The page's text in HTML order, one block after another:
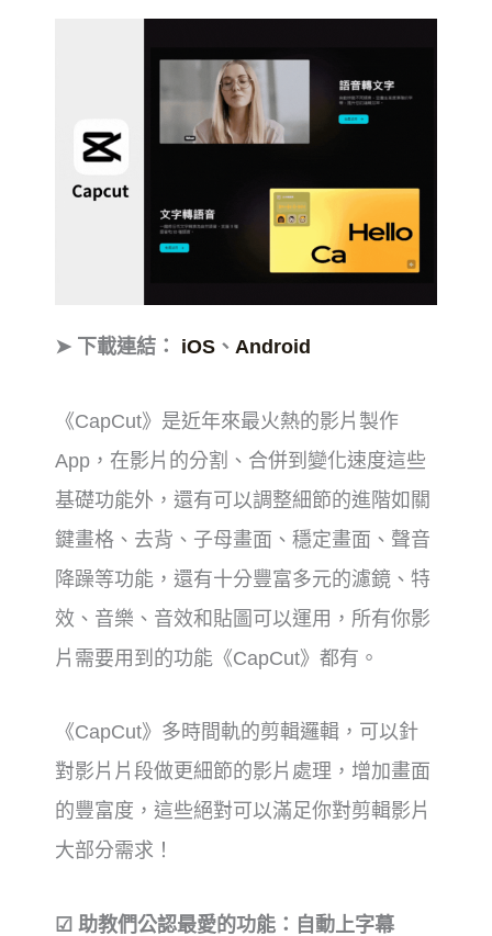
➤ 下載連結： iOS 、 Android
《CapCut》是近年來最火熱的影片製作
App，在影片的分割、合併到變化速度這些
基礎功能外，還有可以調整細節的進階如關
鍵畫格、去背、子母畫面、穩定畫面、聲音
降躁等功能，還有十分豐富多元的濾鏡、特
效、音樂、音效和貼圖可以運用，所有你影
片需要用到的功能《CapCut》都有。
《CapCut》多時間軌的剪輯邏輯，可以針
對影片片段做更細節的影片處理，增加畫面
的豐富度，這些絕對可以滿足你對剪輯影片
大部分需求！
☑ 助教們公認最愛的功能：自動上字幕